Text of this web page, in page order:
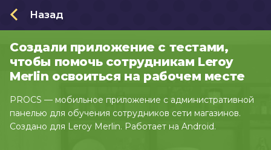
Назад
О нас
Проекты
Направления
Заказать приложение
Создали приложение с тестами,
чтобы помочь сотрудникам Leroy
Merlin освоиться на рабочем месте
PROCS — мобильное приложение с административной
панелью для обучения сотрудников сети магазинов.
Создано для Leroy Merlin. Работает на Android.